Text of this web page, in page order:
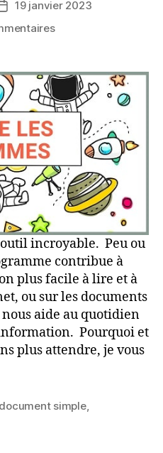
Date19 janvier 2023
sur
des
pictogrammes
?
incroyable. Peu ou
contribue à
plus facile à lire et à
ou sur les documents
aide au quotidien
Pourquoi et
plus attendre, je vous
document simple,